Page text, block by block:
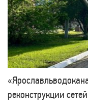
реконструкции